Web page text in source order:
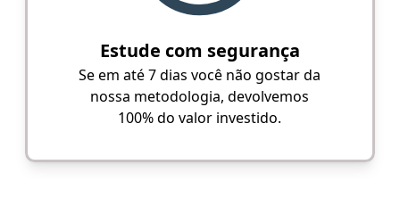
Estude com segurança
Se em até 7 dias você não gostar da
nossa metodologia, devolvemos
100% do valor investido.